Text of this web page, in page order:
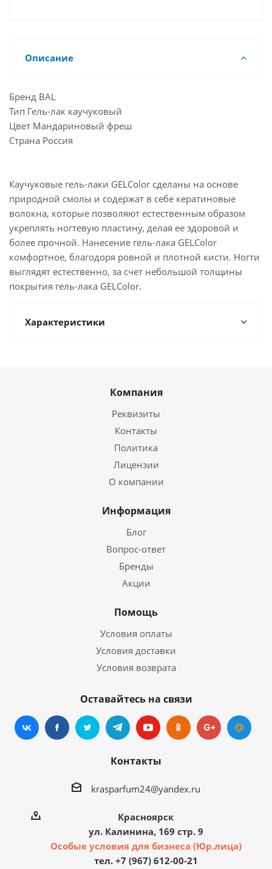
Описание
Бренд BAL
Тип Гель-лак каучуковый
Цвет Мандариновый фреш
Страна Россия
Каучуковые гель-лаки GELColor сделаны на основе
природной смолы и содержат в себе кератиновые
волокна, которые позволяют естественным образом
укреплять ногтевую пластину, делая ее здоровой и
более прочной. Нанесение гель-лака GELColor
комфортное, благодоря ровной и плотной кисти. Ногти
выглядят естественно, за счет небольшой толщины
покрытия гель-лака GELColоr.
Характеристики
Компания
Реквизиты
Контакты
Политика
Лицензии
О компании
Информация
Блог
Вопрос-ответ
Бренды
Акции
Помощь
Условия оплаты
Условия доставки
Условия возврата
Оставайтесь на связи
Контакты
krasparfum24@yandex.ru
Красноярск
ул. Калинина, 169 стр. 9
Особые условия для бизнеса (Юр.лица)
тел. +7 (967) 612-00-21